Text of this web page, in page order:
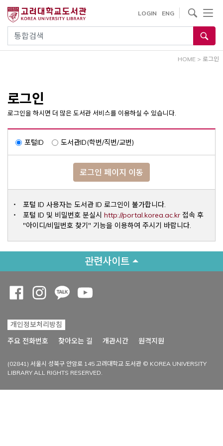
건
통합검색
LOGIN ENG
사이트내 검색
HOME > 로그인
로그인
로그인을 하시면 더 많은 도서관 서비스를 이용하실 수 있습니다.
포털ID 도서관ID(학번/직번/교번)
로그인 페이지 이동
포털 ID 사용자는 도서관 ID 로그인이 불가합니다.
포털 ID 및 비밀번호 분실시 http://portal.korea.ac.krOpens a
접속 후
"아이디/비밀번호 찾기" 기능을 이용하여 주시기 바랍니다.
관련사이트
개인정보처리방침
주요 전화번호
찾아오는 길 개관시간 원격지원
(02841) 서울시 성북구 안암로 145 고려대학교 도서관 © KOREA UNIVERSITY
LIBRARY ALL RIGHTS RESERVED.
Opens a new window
Opens a new window
Opens a new window